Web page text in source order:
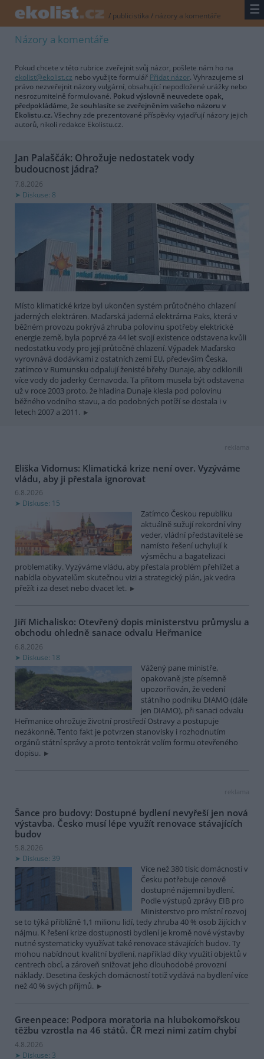
/ publicistika / názory a komentáře ☰
Názory a komentáře
Pokud chcete v této rubrice zveřejnit svůj názor, pošlete nám ho na
ekolist@ekolist.cz nebo využijte formulář Přidat názor. Vyhrazujeme si
právo nezveřejnit názory vulgární, obsahující nepodložené urážky nebo
nesrozumitelně formulované. Pokud výslovně neuvedete opak,
předpokládáme, že souhlasíte se zveřejněním vašeho názoru v
Ekolistu.cz. Všechny zde prezentované příspěvky vyjadřují názory jejich
autorů, nikoli redakce Ekolistu.cz.
Jan Palaščák: Ohrožuje nedostatek vody
budoucnost jádra?
7.8.2026
Diskuse: 8
Místo klimatické krize byl ukončen systém průtočného chlazení
jaderných elektráren. Maďarská jaderná elektrárna Paks, která v
běžném provozu pokrývá zhruba polovinu spotřeby elektrické
energie země, byla poprvé za 44 let svojí existence odstavena kvůli
nedostatku vody pro její průtočné chlazení. Výpadek Maďarsko
vyrovnává dodávkami z ostatních zemí EU, především Česka,
zatímco v Rumunsku odpalují ženisté břehy Dunaje, aby odklonili
více vody do jaderky Cernavoda. Ta přitom musela být odstavena
už v roce 2003 proto, že hladina Dunaje klesla pod polovinu
běžného vodního stavu, a do podobných potíží se dostala i v
letech 2007 a 2011.
reklama
Eliška Vidomus: Klimatická krize není over. Vyzýváme
vládu, aby ji přestala ignorovat
6.8.2026
Diskuse: 15
Zatímco Českou republiku
aktuálně sužují rekordní vlny
veder, vládní představitelé se
namísto řešení uchylují k
výsměchu a bagatelizaci
problematiky. Vyzýváme vládu, aby přestala problém přehlížet a
nabídla obyvatelům skutečnou vizi a strategický plán, jak vedra
přežít i za deset nebo dvacet let.
Jiří Michalisko: Otevřený dopis ministerstvu průmyslu a
obchodu ohledně sanace odvalu Heřmanice
6.8.2026
Diskuse: 18
Vážený pane ministře,
opakovaně jste písemně
upozorňován, že vedení
státního podniku DIAMO (dále
jen DIAMO), při sanaci odvalu
Heřmanice ohrožuje životní prostředí Ostravy a postupuje
nezákonně. Tento fakt je potvrzen stanovisky i rozhodnutím
orgánů státní správy a proto tentokrát volím formu otevřeného
dopisu.
reklama
Šance pro budovy: Dostupné bydlení nevyřeší jen nová
výstavba. Česko musí lépe využít renovace stávajících
budov
5.8.2026
Diskuse: 39
Více než 380 tisíc domácností v
Česku potřebuje cenově
dostupné nájemní bydlení.
Podle výstupů zprávy EIB pro
Ministerstvo pro místní rozvoj
se to týká přibližně 1,1 milionu lidí, tedy zhruba 40 % osob žijících v
nájmu. K řešení krize dostupnosti bydlení je kromě nové výstavby
nutné systematicky využívat také renovace stávajících budov. Ty
mohou nabídnout kvalitní bydlení, například díky využití objektů v
centrech obcí, a zároveň snižovat jeho dlouhodobé provozní
náklady. Desetina českých domácností totiž vydává na bydlení více
než 40 % svých příjmů.
Greenpeace: Podpora moratoria na hlubokomořskou
těžbu vzrostla na 46 států. ČR mezi nimi zatím chybí
4.8.2026
Diskuse: 3